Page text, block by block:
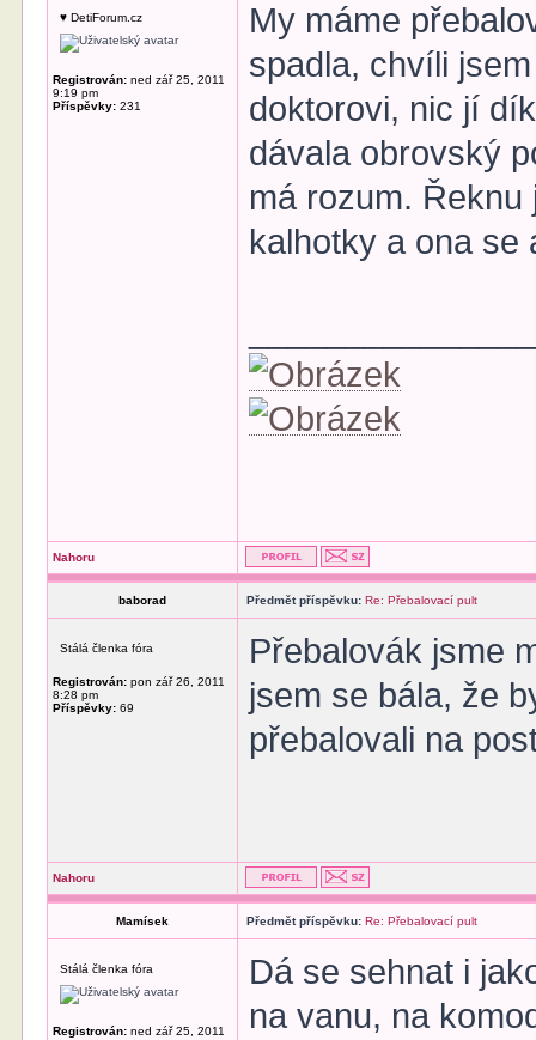
♥ DetiForum.cz
Registrován: ned zář 25, 2011
9:19 pm
Příspěvky: 231
My máme
spadla, chvíli
doktorovi, nic jí
dávala obrovský
má rozum.
kalhotky a ona se
Nahoru
baborad Předmět příspěvku: Re: Přebalovací pult
Stálá členka fóra
Registrován: pon zář 26, 2011
8:28 pm
Příspěvky: 69
Přebalovák jsme
jsem se bála, že
přebalovali na
Nahoru
Mamísek Předmět příspěvku: Re: Přebalovací pult
Stálá členka fóra
Registrován: ned zář 25, 2011
Dá se sehnat i
na vanu, na